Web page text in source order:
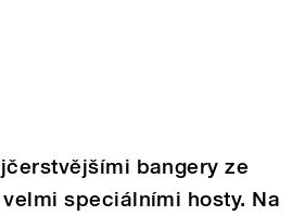
bangery ze
speciálními hosty. Na